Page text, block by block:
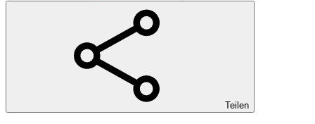
Teilen